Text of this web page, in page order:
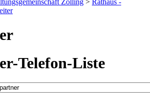
Zolling > Rathaus -
Telefon-Liste